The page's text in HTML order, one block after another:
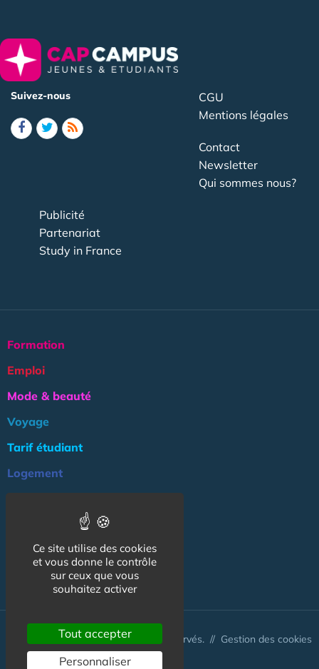
Suivez-nous
CGU
Mentions légales
Contact
Newsletter
Qui sommes nous?
Publicité
Partenariat
Study in France
Formation
Emploi
Mode & beauté
Voyage
Tarif étudiant
Logement
Association
NOS AUTRES SITES :
© CapCampus 2026 - Tous droits réservés. // Gestion des cookies
Ce site utilise des cookies
et vous donne le contrôle
sur ceux que vous
souhaitez activer
Tout accepter
Personnaliser